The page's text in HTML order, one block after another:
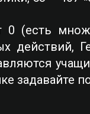
(есть
действий,
задавайте